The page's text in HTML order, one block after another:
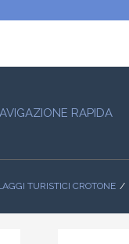
RAPIDA
TURISTICI CROTONE